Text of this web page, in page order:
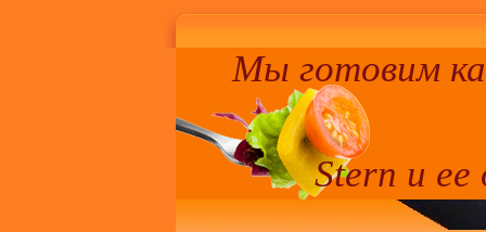
Мы готовим
Stern и ее